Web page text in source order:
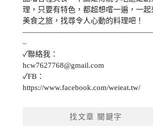
理，只要有特色，都超想嚐一遍，一起
美食之旅，找尋令人心動的料理吧！
–
✓聯絡我：
hcw7627768@gmail.com
✓FB：
https://www.facebook.com/weieat.tw/
找文章 關鍵字